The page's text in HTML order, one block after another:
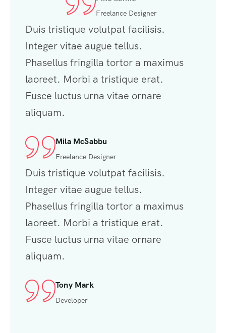
Freelance Designer
Duis tristique volutpat facilisis.
Integer vitae augue tellus.
Phasellus fringilla tortor a maximus
laoreet. Morbi a tristique erat.
Fusce luctus urna vitae ornare
aliquam.
Mila McSabbu
Freelance Designer
Duis tristique volutpat facilisis.
Integer vitae augue tellus.
Phasellus fringilla tortor a maximus
laoreet. Morbi a tristique erat.
Fusce luctus urna vitae ornare
aliquam.
Tony Mark
Developer